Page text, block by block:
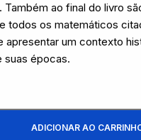
Também ao final do livro
todos os matemáticos
apresentar um contexto
suas épocas.
ADICIONAR AO